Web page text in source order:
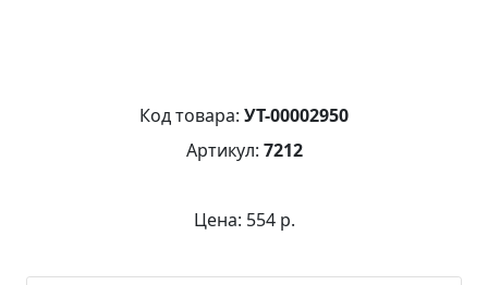
Код товара: УТ-00002950
Артикул: 7212
Цена: 554 р.